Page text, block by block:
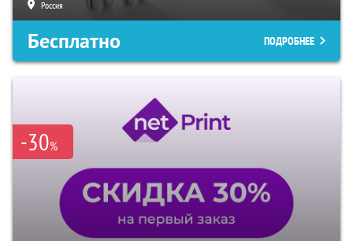
Россия
Бесплатно ПОДРОБНЕЕ
-30%